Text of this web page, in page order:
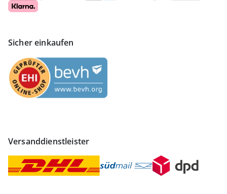
Sicher einkaufen
Versanddienstleister